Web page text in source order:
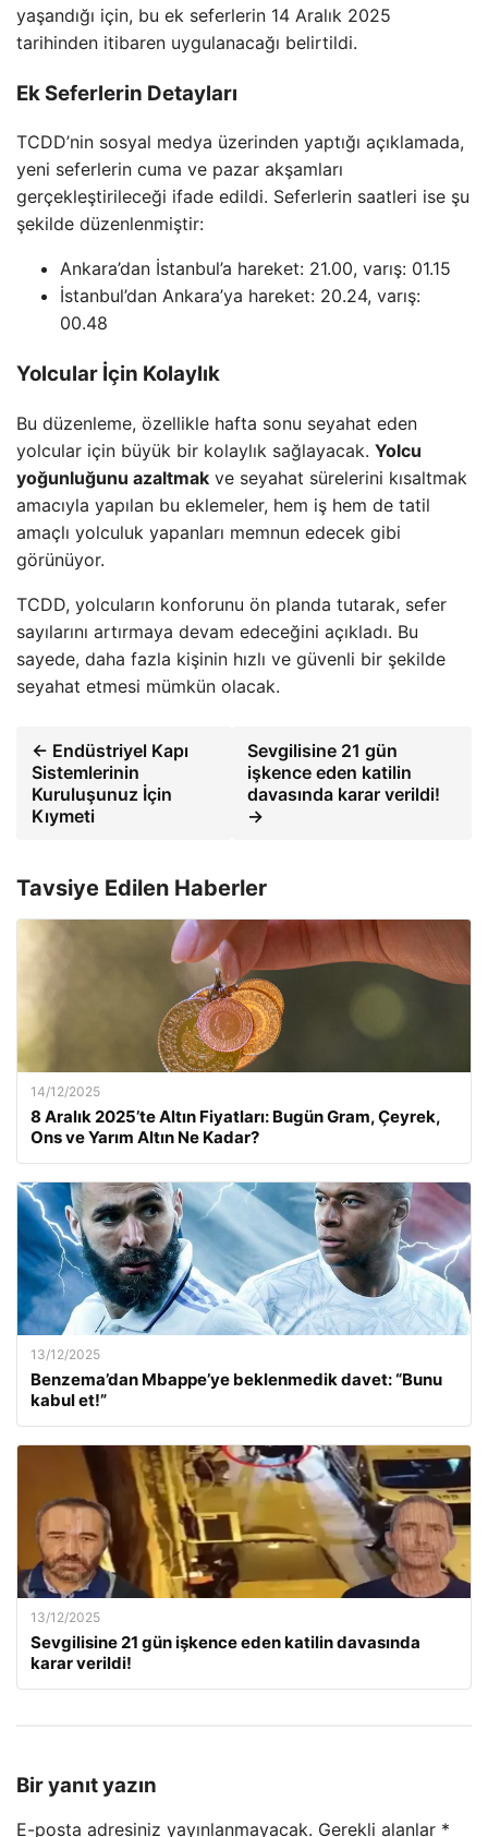
yaşandığı için, bu ek seferlerin 14 Aralık 2025
tarihinden itibaren uygulanacağı belirtildi.
Ek Seferlerin Detayları
TCDD’nin sosyal medya üzerinden yaptığı açıklamada,
yeni seferlerin cuma ve pazar akşamları
gerçekleştirileceği ifade edildi. Seferlerin saatleri ise şu
şekilde düzenlenmiştir:
Ankara’dan İstanbul’a hareket: 21.00, varış: 01.15
İstanbul’dan Ankara’ya hareket: 20.24, varış:
00.48
Yolcular İçin Kolaylık
Bu düzenleme, özellikle hafta sonu seyahat eden
yolcular için büyük bir kolaylık sağlayacak. Yolcu
yoğunluğunu azaltmak ve seyahat sürelerini kısaltmak
amacıyla yapılan bu eklemeler, hem iş hem de tatil
amaçlı yolculuk yapanları memnun edecek gibi
görünüyor.
TCDD, yolcuların konforunu ön planda tutarak, sefer
sayılarını artırmaya devam edeceğini açıkladı. Bu
sayede, daha fazla kişinin hızlı ve güvenli bir şekilde
seyahat etmesi mümkün olacak.
← Endüstriyel Kapı
Sistemlerinin
Kuruluşunuz İçin
Kıymeti
Sevgilisine 21 gün
işkence eden katilin
davasında karar verildi!
→
Tavsiye Edilen Haberler
14/12/2025
8 Aralık 2025’te Altın Fiyatları: Bugün Gram, Çeyrek,
Ons ve Yarım Altın Ne Kadar?
13/12/2025
Benzema’dan Mbappe’ye beklenmedik davet: “Bunu
kabul et!”
13/12/2025
Sevgilisine 21 gün işkence eden katilin davasında
karar verildi!
Bir yanıt yazın
E-posta adresiniz yayınlanmayacak. Gerekli alanlar *